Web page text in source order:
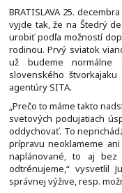
BRATISLAVA 25.
vyjde tak, že na Štedrý
urobiť podľa možností
rodinou. Prvý sviatok
už budeme normálne
slovenského
agentúry SITA.
„Prečo to máme takto
svetových podujatiach
oddychovať. To
prípravu neoklameme
naplánované, to aj bez
odtrénujeme,“ vysvetlil
správnej výžive, resp.